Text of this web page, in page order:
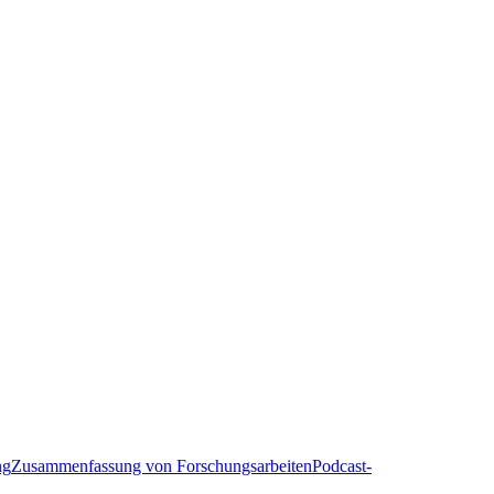
Zusammenfassung von ForschungsarbeitenPodcast-